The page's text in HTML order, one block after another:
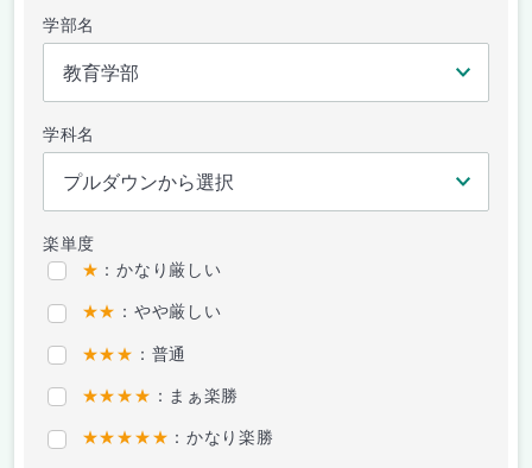
学部名
学科名
楽単度
★ ：かなり厳しい
★★ ：やや厳しい
★★★ ：普通
★★★★ ：まぁ楽勝
★★★★★ ：かなり楽勝